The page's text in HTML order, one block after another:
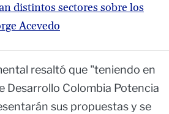
distintos sectores sobre los
Acevedo
resaltó que "teniendo en
Desarrollo Colombia Potencia
sus propuestas y se